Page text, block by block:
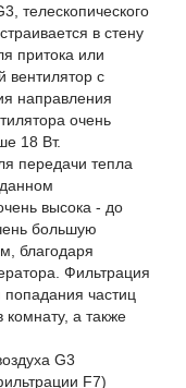
телескопического
в стену
притока или
вентилятор с
направления
очень
18 Вт.
передачи тепла
высока - до
большую
благодаря
Фильтрация
частиц
а также
G3
F7)